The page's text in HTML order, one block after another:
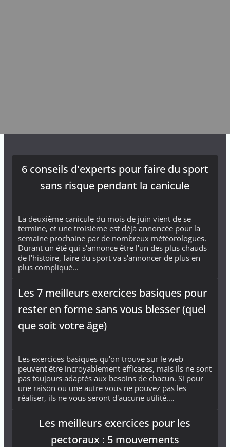
6 conseils d'experts pour faire du sport
sans risque pendant la canicule
La deuxième canicule du mois de juin vient de se
termine, et une troisième est déjà annoncée pour la
semaine prochaine par de nombreux météorologues.
Durant un été qui s'annonce être l'un des plus chauds
de l'histoire, faire du sport va s'annoncer de plus en
plus compliqué...
Les 7 meilleurs exercices basiques pour
rester en forme sans vous blesser (quel
que soit votre âge)
Les exercices basiques qu'on trouve sur le web
peuvent être incroyablement efficaces, mais ils ne sont
pas toujours adaptés aux besoins de chacun. Si pour
une raison ou une autre vous ne pouvez pas les
réaliser, ils ne vous seront d'aucune utilité.…
Les meilleurs exercices pour les
pectoraux : 5 mouvements